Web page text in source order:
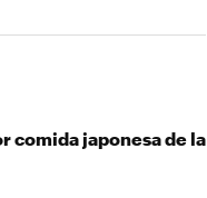
comida japonesa de la